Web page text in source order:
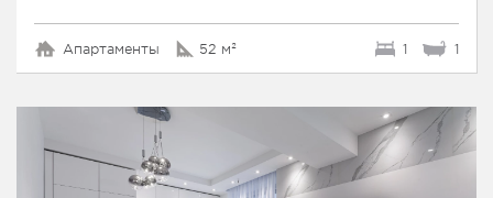
Апартаменты 52 м² 1 1